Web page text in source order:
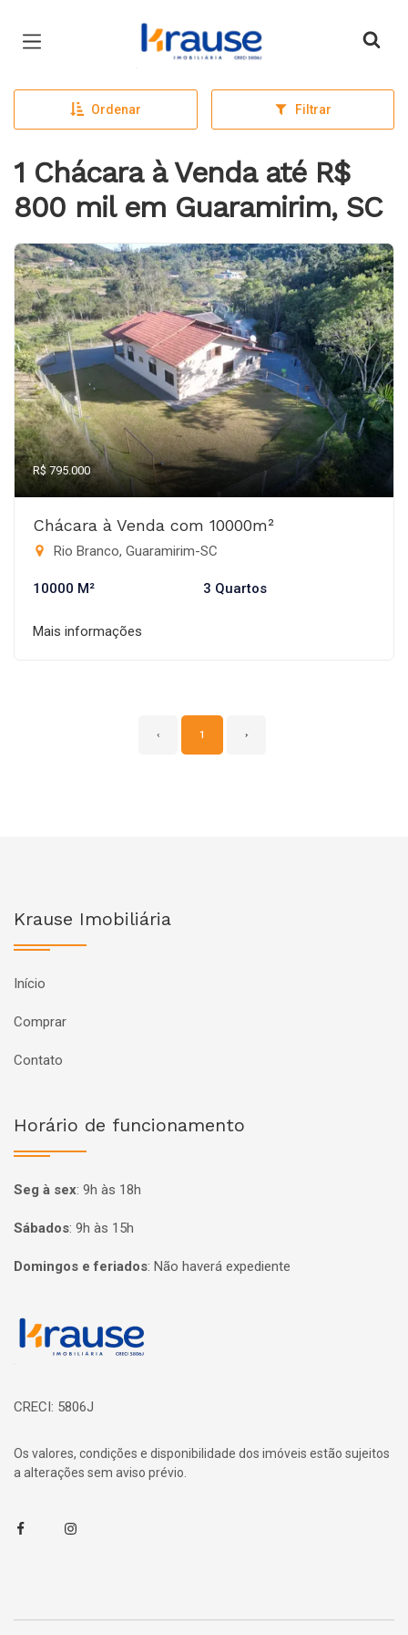
Página inicial
Ordenar Filtrar
1 Chácara à Venda até R$
800 mil em Guaramirim, SC
R$ 795.000
Chácara à Venda com 10000m²
Rio Branco, Guaramirim-SC
10000 M² 3 Quartos
Mais informações
‹ 1 ›
Krause Imobiliária
Início
Comprar
Contato
Horário de funcionamento
Seg à sex: 9h às 18h
Sábados: 9h às 15h
Domingos e feriados: Não haverá expediente
Página inicial
CRECI: 5806J
Os valores, condições e disponibilidade dos imóveis estão sujeitos
a alterações sem aviso prévio.
FacebookInstagram